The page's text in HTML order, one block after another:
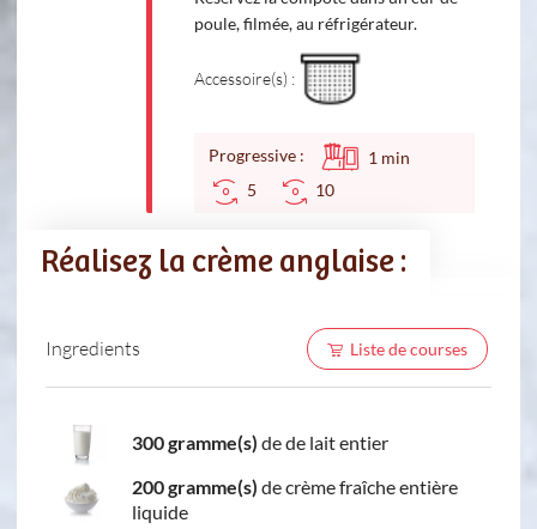
poule, filmée, au réfrigérateur.
Accessoire(s) :
Progressive : 1 min
5
10
Réalisez la crème anglaise :
Ingredients Liste de courses
300 gramme(s) de de lait entier
200 gramme(s) de crème fraîche entière
liquide